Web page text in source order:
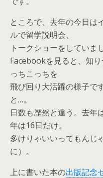
ところで、去年の今日は
ルで留学説明会、
トークショーをしていま
Facebookを見ると、知
っちこっちを
飛び回り大活躍の様子で
と…。
日数も歴然と違う。去年
年は16日だけ。
多けりゃいいってもんじ
に）。
上に書いた本の出版記念